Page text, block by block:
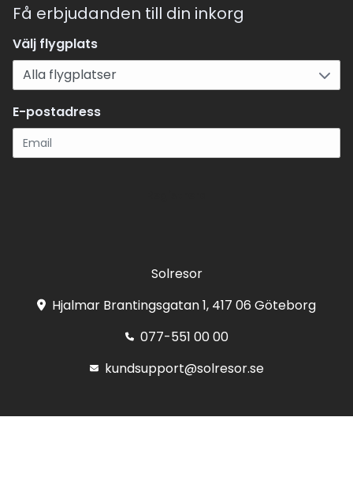
Få erbjudanden till din inkorg
Välj flygplats
E-postadress
Solresor
Hjalmar Brantingsgatan 1, 417 06 Göteborg
077-551 00 00
kundsupport@solresor.se